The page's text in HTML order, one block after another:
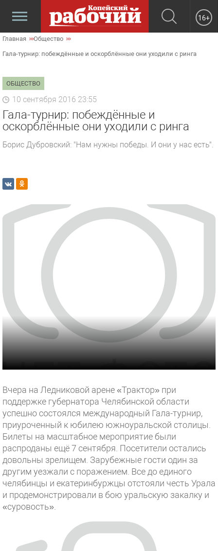
16+
Главная Общество
Гала-турнир: побеждённые и оскорблённые они уходили с ринга
ОБЩЕСТВО
10 сентября 2016 23:55
Гала-турнир: побеждённые и
оскорблённые они уходили с ринга
Борис Дубровский: "Нам нужны победы. И они у нас есть".
Вчера на Ледниковой арене «Трактор» при
поддержке губернатора Челябинской области
успешно состоялся международный Гала-турнир,
приуроченный к юбилею южноуральской столицы.
Билеты на масштабное мероприятие были
распроданы ещё 7 сентября. Посетители остались
довольны зрелищем. Зарубежные гости один за
другим уезжали с поражением. Все до единого
челябинцы и екатеринбуржцы отстояли честь Урала
и продемонстрировали в бою уральскую закалку и
«суровость».